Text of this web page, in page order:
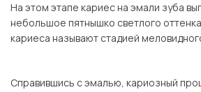
На этом этапе кариес на эмали зуба
небольшое пятнышко светлого
кариеса называют стадией
Справившись с эмалью, кариозный